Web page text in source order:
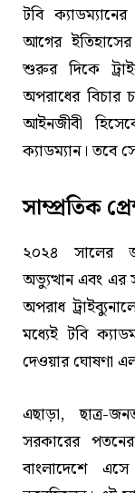
টবি
আগের
শুরুর দিকে
অপরাধের
আইনজীবী
ক্যাডম্যান। তবে
সাম্প্রতিক
২০২৪ সালের
অভ্যুত্থান এবং এর
অপরাধ
মধ্যেই টবি
দেওয়ার ঘোষণা
এছাড়া, ছাত্র-
সরকারের
বাংলাদেশে